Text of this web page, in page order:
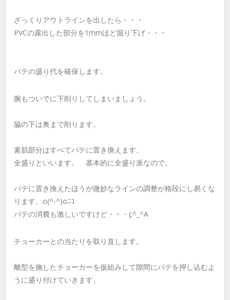
ざっくりアウトラインを出したら・・・
PVCの露出した部分を1mmほど掘り下げ・・・
パテの盛り代を確保します。
腕もついでに下削りしてしまいましょう。
脇の下は奥まで削ります。
素肌部分はすべてパテに置き換えます。
全盛りといいます。 基本的に全盛り派なので。
パテに置き換えたほうが微妙なラインの調整が格段にし易くな
ります。o(^-^)oﾆｺ
パテの消費も激しいですけど・・・(;^_^A
チョーカーとの当たりを取り直します。
離型を施したチョーカーを仮組みして隙間にパテを押し込むよ
うに盛り付けていきます。